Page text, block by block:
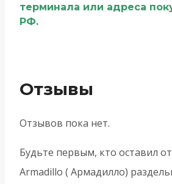
терминала или адреса
РФ.
Отзывы
Отзывов пока нет.
Будьте первым, кто оставил
Armadillo ( Армадилло)